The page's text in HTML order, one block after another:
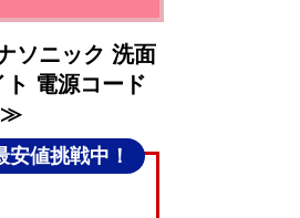
ソニック 洗面
電源コード
安値挑戦中！